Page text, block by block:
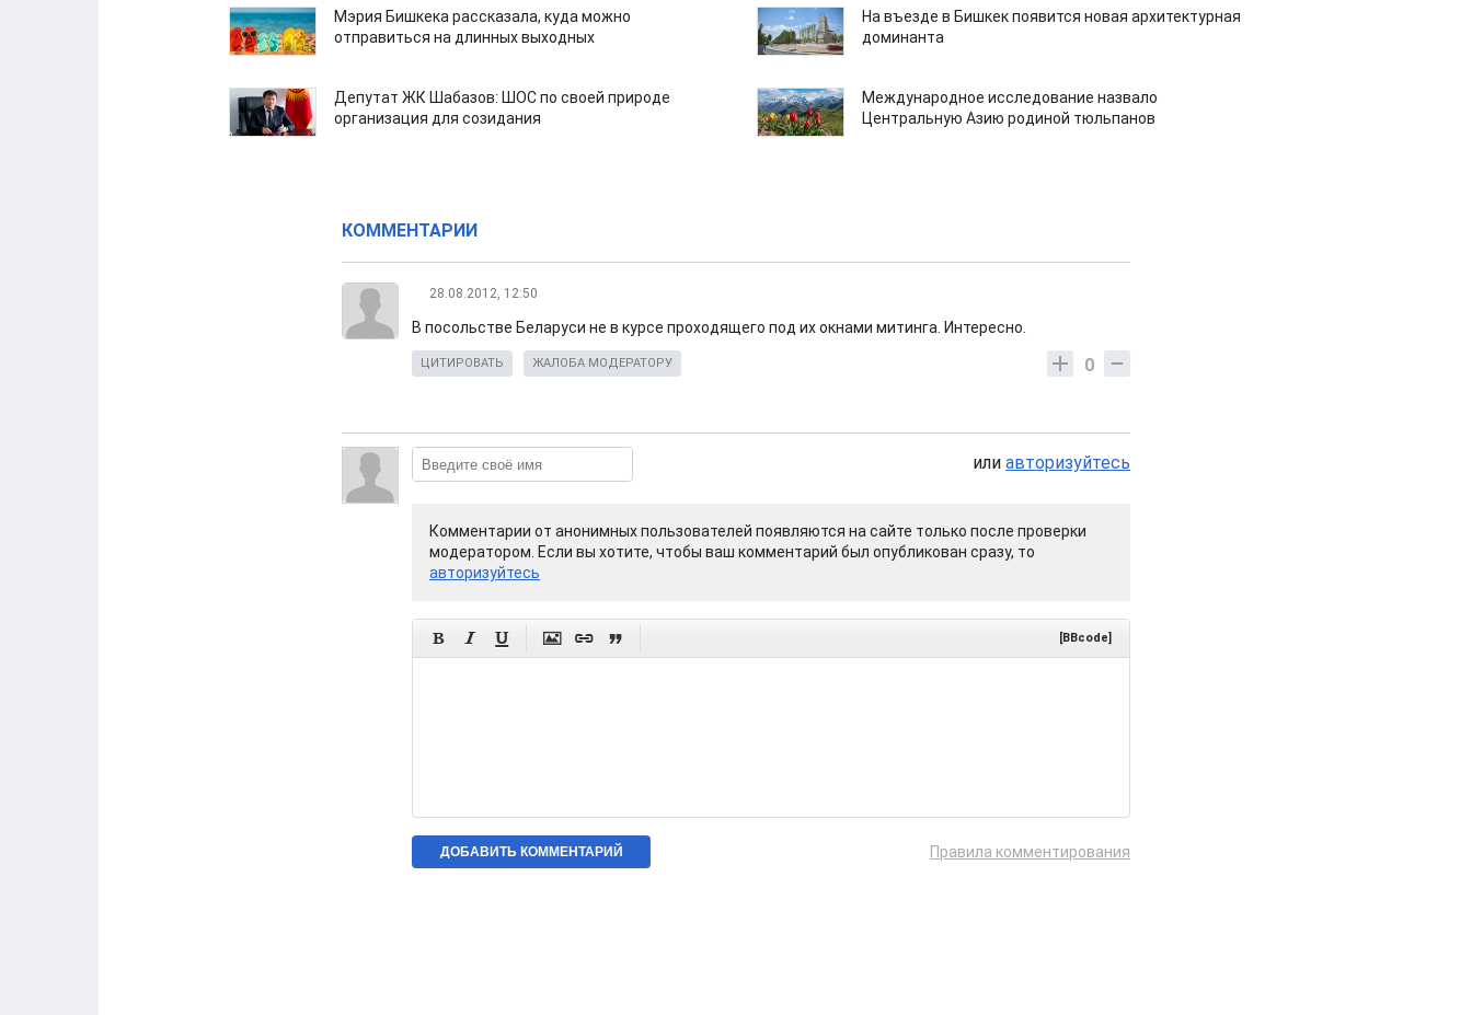
Мэрия Бишкека рассказала, куда можно
отправиться на длинных выходных
На въезде в Бишкек появится новая архитектурная
доминанта
Депутат ЖК Шабазов: ШОС по своей природе
организация для созидания
Международное исследование назвало
Центральную Азию родиной тюльпанов
КОММЕНТАРИИ
28.08.2012, 12:50
В посольстве Беларуси не в курсе проходящего под их окнами митинга. Интересно.
0
ЦИТИРОВАТЬ ЖАЛОБА МОДЕРАТОРУ
или авторизуйтесь
Комментарии от анонимных пользователей появляются на сайте только после проверки
модератором. Если вы хотите, чтобы ваш комментарий был опубликован сразу, то
авторизуйтесь
      [BBcode]
Правила комментирования